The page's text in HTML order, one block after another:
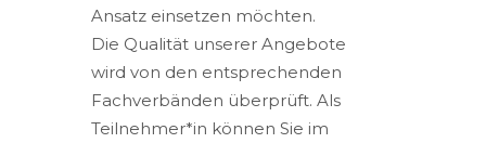
Ansatz einsetzen möchten.
Die Qualität unserer Angebote
wird von den entsprechenden
Fachverbänden überprüft. Als
Teilnehmer*in können Sie im